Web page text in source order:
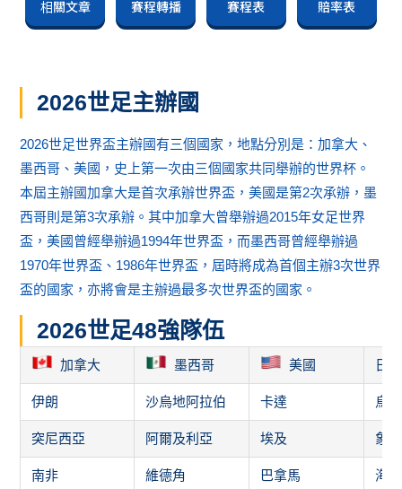
相關文章 賽程轉播 賽程表 賠率表
2026世足主辦國
2026世足世界盃主辦國有三個國家，地點分別是：加拿大、
墨西哥、美國，史上第一次由三個國家共同舉辦的世界杯。
本屆主辦國加拿大是首次承辦世界盃，美國是第2次承辦，墨
西哥則是第3次承辦。其中加拿大曾舉辦過2015年女足世界
盃，美國曾經舉辦過1994年世界盃，而墨西哥曾經舉辦過
1970年世界盃、1986年世界盃，屆時將成為首個主辦3次世界
盃的國家，亦將會是主辦過最多次世界盃的國家。
2026世足48強隊伍
加拿大 墨西哥 美國 日本
伊朗 沙烏地阿拉伯 卡達 烏
突尼西亞 阿爾及利亞 埃及 象
南非 維德角 巴拿馬 海地